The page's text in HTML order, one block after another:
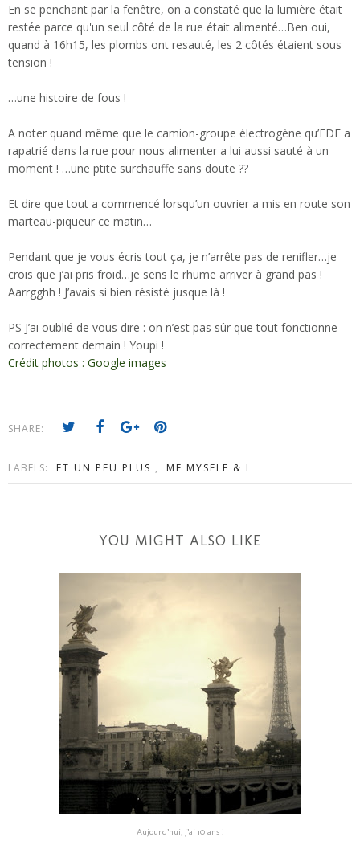
En se penchant par la fenêtre, on a constaté que la lumière était
restée parce qu'un seul côté de la rue était alimenté…Ben oui,
quand à 16h15, les plombs ont resauté, les 2 côtés étaient sous
tension !
…une histoire de fous !
A noter quand même que le camion-groupe électrogène qu’EDF a
rapatrié dans la rue pour nous alimenter a lui aussi sauté à un
moment ! …une ptite surchauffe sans doute ??
Et dire que tout a commencé lorsqu’un ouvrier a mis en route son
marteau-piqueur ce matin…
Pendant que je vous écris tout ça, je n’arrête pas de renifler…je
crois que j’ai pris froid…je sens le rhume arriver à grand pas !
Aarrgghh ! J’avais si bien résisté jusque là !
PS J’ai oublié de vous dire : on n’est pas sûr que tout fonctionne
correctement demain ! Youpi !
Crédit photos : Google images
SHARE:
LABELS: ET UN PEU PLUS , ME MYSELF & I
YOU MIGHT ALSO LIKE
Aujourd’hui, j’ai 10 ans !